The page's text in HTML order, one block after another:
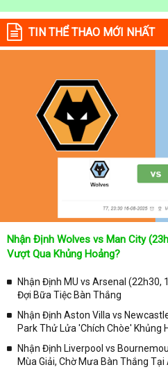
TIN THỂ THAO MỚI NHẤT
Nhận Định Wolves vs Man City
Vượt Qua Khủng Hoảng?
Nhận Định MU vs Arsenal (22h30,
Đợi Bữa Tiệc Bàn Thắng
Nhận Định Aston Villa vs
Park Thử Lửa 'Chích Chòe' Khủng
Nhận Định Liverpool vs
Mùa Giải, Chờ Mưa Bàn Thắng Tại